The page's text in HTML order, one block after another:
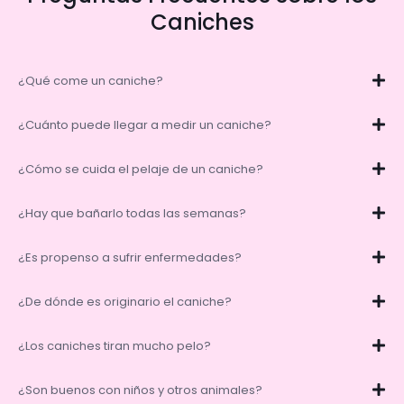
Caniches
¿Qué come un caniche?
¿Cuánto puede llegar a medir un caniche?
¿Cómo se cuida el pelaje de un caniche?
¿Hay que bañarlo todas las semanas?
¿Es propenso a sufrir enfermedades?
¿De dónde es originario el caniche?
¿Los caniches tiran mucho pelo?
¿Son buenos con niños y otros animales?